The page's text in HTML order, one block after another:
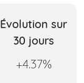
Évolution sur
30 jours
+4.37%